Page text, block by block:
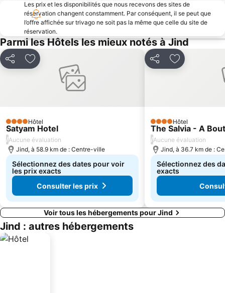
Les prix et les disponibilités que nous recevons des sites de
réservation changent constamment. Par conséquent, il se peut que
l’offre affichée sur trivago ne soit pas la même que celle du site de
réservation.
Parmi les Hôtels les mieux notés à Jind
PartagerAjouter à mes favoris
4 ÉtoilesHôtel
Satyam Hotel
/Aucune évaluation
Jind, à 58.9 km de : Centre-ville
Sélectionnez des dates pour voir
les prix exacts
Consulter les prix
PartagerAjouter à
4 ÉtoilesHôtel
The Salvia - A
/Aucune évaluation
Jind, à 36.7 km de :
Sélectionnez des
exacts
Voir tous les hébergements pour Jind
Jind : autres hébergements